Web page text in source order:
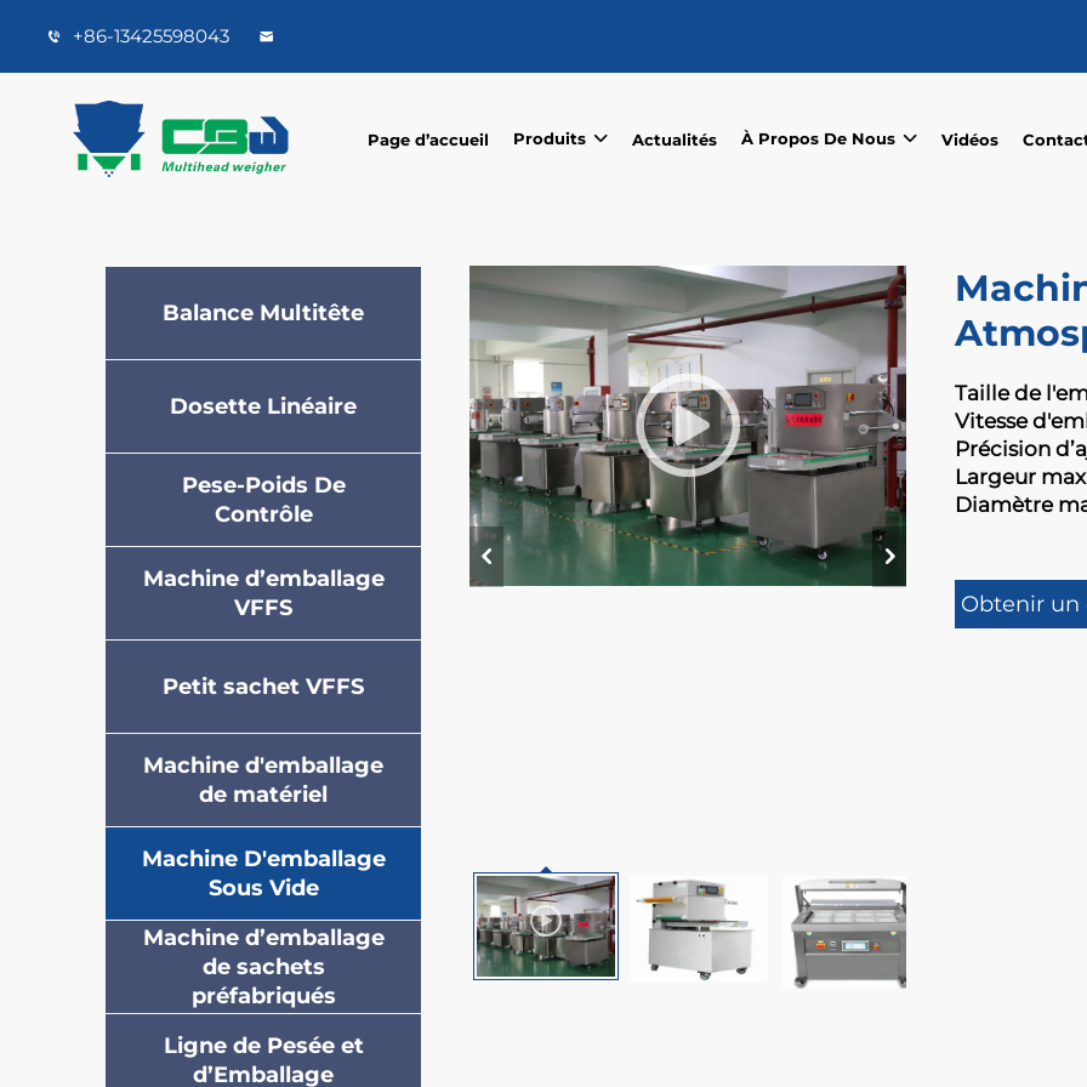
+86-13425598043
Page d’accueil Produits Actualités À Propos De Nous Vidéos
Balance Multitête
Dosette Linéaire
Pese-Poids De
Contrôle
Machine d’emballage
VFFS
Petit sachet VFFS
Machine d'emballage
de matériel
Machine D'emballage
Sous Vide
Machine d’emballage
de sachets
préfabriqués
Ligne de Pesée et
d’Emballage
Taille de
Vitesse
Précision
Largeur
Diamètre
Obtenir un